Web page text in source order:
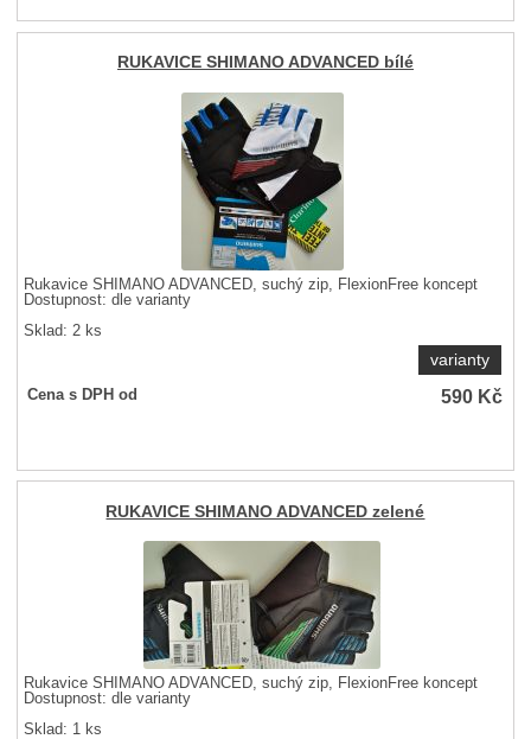
RUKAVICE SHIMANO ADVANCED bílé
Rukavice SHIMANO ADVANCED, suchý zip, FlexionFree koncept
Dostupnost:dle varianty
Sklad: 2 ks
varianty
Cena s DPH od 590 Kč
RUKAVICE SHIMANO ADVANCED zelené
Rukavice SHIMANO ADVANCED, suchý zip, FlexionFree koncept
Dostupnost:dle varianty
Sklad: 1 ks